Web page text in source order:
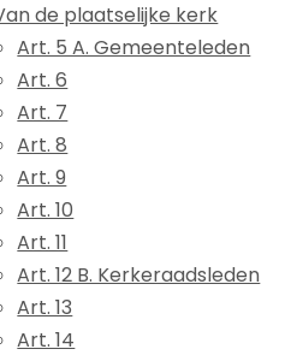
de plaatselijke kerk
Art. 5 A. Gemeenteleden
Art. 6
Art. 7
Art. 8
Art. 9
Art. 10
Art. 11
Art. 12 B. Kerkeraadsleden
Art. 13
Art. 14